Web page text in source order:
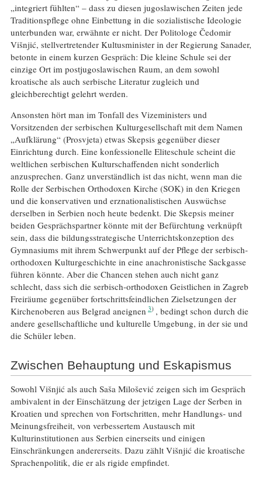
„integriert fühlten“ – dass zu diesen jugoslawischen Zeiten jede
Traditionspflege ohne Einbettung in die sozialistische Ideologie
unterbunden war, erwähnte er nicht. Der Politologe Čedomir
Višnjić, stellvertretender Kultusminister in der Regierung Sanader,
betonte in einem kurzen Gespräch: Die kleine Schule sei der
einzige Ort im postjugoslawischen Raum, an dem sowohl
kroatische als auch serbische Literatur zugleich und
gleichberechtigt gelehrt werden.
Ansonsten hört man im Tonfall des Vizeministers und
Vorsitzenden der serbischen Kulturgesellschaft mit dem Namen
„Aufklärung“ (Prosvjeta) etwas Skepsis gegenüber dieser
Einrichtung durch. Eine konfessionelle Eliteschule scheint die
weltlichen serbischen Kulturschaffenden nicht sonderlich
anzusprechen. Ganz unverständlich ist das nicht, wenn man die
Rolle der Serbischen Orthodoxen Kirche (SOK) in den Kriegen
und die konservativen und erznationalistischen Auswüchse
derselben in Serbien noch heute bedenkt. Die Skepsis meiner
beiden Gesprächspartner könnte mit der Befürchtung verknüpft
sein, dass die bildungsstrategische Unterrichtskonzeption des
Gymnasiums mit ihrem Schwerpunkt auf der Pflege der serbisch-
orthodoxen Kulturgeschichte in eine anachronistische Sackgasse
führen könnte. Aber die Chancen stehen auch nicht ganz
schlecht, dass sich die serbisch-orthodoxen Geistlichen in Zagreb
Freiräume gegenüber fortschrittsfeindlichen Zielsetzungen der
Kirchenoberen aus Belgrad aneignen 3 , bedingt schon durch die
andere gesellschaftliche und kulturelle Umgebung, in der sie und
die Schüler leben.
Zwischen Behauptung und Eskapismus
Sowohl Višnjić als auch Saša Milošević zeigen sich im Gespräch
ambivalent in der Einschätzung der jetzigen Lage der Serben in
Kroatien und sprechen von Fortschritten, mehr Handlungs- und
Meinungsfreiheit, von verbessertem Austausch mit
Kulturinstitutionen aus Serbien einerseits und einigen
Einschränkungen andererseits. Dazu zählt Višnjić die kroatische
Sprachenpolitik, die er als rigide empfindet.